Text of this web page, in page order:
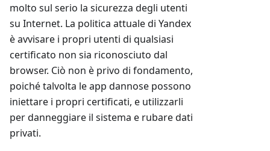
molto sul serio la sicurezza degli utenti
su Internet. La politica attuale di Yandex
è avvisare i propri utenti di qualsiasi
certificato non sia riconosciuto dal
browser. Ciò non è privo di fondamento,
poiché talvolta le app dannose possono
iniettare i propri certificati, e utilizzarli
per danneggiare il sistema e rubare dati
privati.